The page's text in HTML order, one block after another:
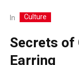
In Culture
Secrets
Earring